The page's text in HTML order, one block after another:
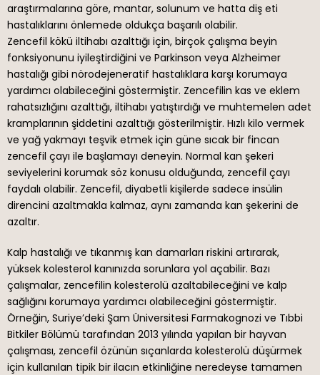
araştırmalarına göre, mantar, solunum ve hatta diş eti
hastalıklarını önlemede oldukça başarılı olabilir.
Zencefil kökü iltihabı azalttığı için, birçok çalışma beyin
fonksiyonunu iyileştirdiğini ve Parkinson veya Alzheimer
hastalığı gibi nörodejeneratif hastalıklara karşı korumaya
yardımcı olabileceğini göstermiştir. Zencefilin kas ve eklem
rahatsızlığını azalttığı, iltihabı yatıştırdığı ve muhtemelen adet
kramplarının şiddetini azalttığı gösterilmiştir. Hızlı kilo vermek
ve yağ yakmayı teşvik etmek için güne sıcak bir fincan
zencefil çayı ile başlamayı deneyin. Normal kan şekeri
seviyelerini korumak söz konusu olduğunda, zencefil çayı
faydalı olabilir. Zencefil, diyabetli kişilerde sadece insülin
direncini azaltmakla kalmaz, aynı zamanda kan şekerini de
azaltır.
Kalp hastalığı ve tıkanmış kan damarları riskini artırarak,
yüksek kolesterol kanınızda sorunlara yol açabilir. Bazı
çalışmalar, zencefilin kolesterolü azaltabileceğini ve kalp
sağlığını korumaya yardımcı olabileceğini göstermiştir.
Örneğin, Suriye’deki Şam Üniversitesi Farmakognozi ve Tıbbi
Bitkiler Bölümü tarafından 2013 yılında yapılan bir hayvan
çalışması, zencefil özünün sıçanlarda kolesterolü düşürmek
için kullanılan tipik bir ilacın etkinliğine neredeyse tamamen